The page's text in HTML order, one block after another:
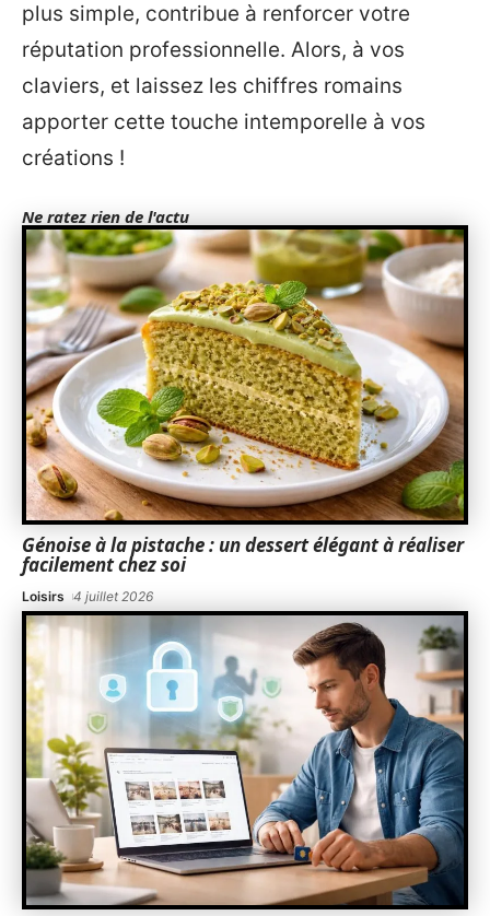
plus simple, contribue à renforcer votre
réputation professionnelle. Alors, à vos
claviers, et laissez les chiffres romains
apporter cette touche intemporelle à vos
créations !
Ne ratez rien de l'actu
Génoise à la pistache : un dessert élégant à réaliser
facilement chez soi
Loisirs 4 juillet 2026